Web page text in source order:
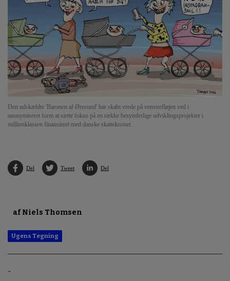
Den udskældte 'Baronen af Øresund' har skabt vrede på venstrefløjen ved i
anonymiseret form at sætte fokus på en række besynderlige udviklingsprojekter i
millionklassen finansieret med danske skattekroner.
Del Tweet Del
af Niels Thomsen
Ugens Tegning
-